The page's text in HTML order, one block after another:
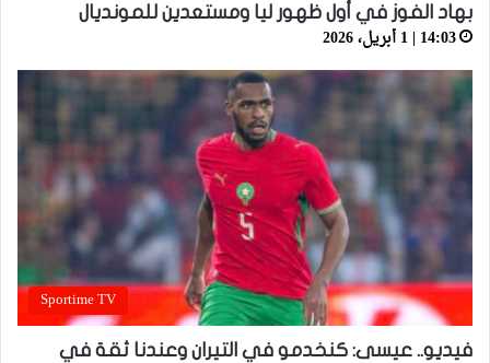
بهاد الفوز في أول ظهور ليا ومستعدين للمونديال
14:03 | 1 أبريل، 2026
Sportime TV
فيديو.. عيسى: كنخدمو في التيران وعندنا ثقة في